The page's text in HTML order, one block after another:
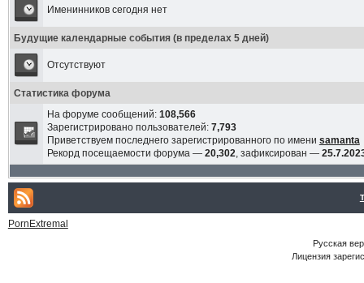
Именинников сегодня нет
Будущие календарные события (в пределах 5 дней)
Отсутствуют
Статистика форума
На форуме сообщений: 108,566
Зарегистрировано пользователей: 7,793
Приветствуем последнего зарегистрированного по имени samanta
Рекорд посещаемости форума — 20,302, зафиксирован —
PornExtremal
Русская
Лицензия